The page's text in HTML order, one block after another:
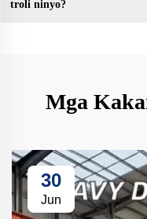
troli ninyo?
Mga
30
Jun